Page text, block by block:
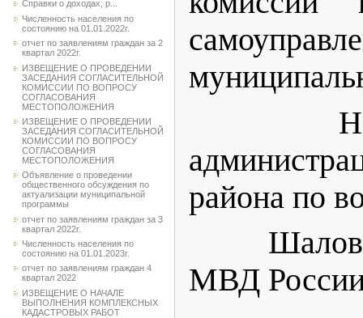
Справки о доходах, р...
Численность населения по
состоянию на 01.01.2022г.
отчет по заявлениям граждан за 2
квартал 2022г.
ИЗВЕЩЕНИЕ О ПРОВЕДЕНИИ
ЗАСЕДАНИЯ СОГЛАСИТЕЛЬНОЙ
КОМИССИИ ПО ВОПРОСУ
СОГЛАСОВАНИЯ
МЕСТОПОЛОЖЕНИЯ
ИЗВЕЩЕНИЕ О ПРОВЕДЕНИИ
ЗАСЕДАНИЯ СОГЛАСИТЕЛЬНОЙ
КОМИССИИ ПО ВОПРОСУ
СОГЛАСОВАНИЯ
МЕСТОПОЛОЖЕНИЯ
Объявление о проведении
общественного обсуждения по
актуализации муниципальной
программы
отчет по заявлениям граждан за 3
квартал 2022г.
Численность населения по
состоянию на 01.01.2023г.
отчет по заявлениям граждан 4
квартал 2022
ИЗВЕЩЕНИЕ О НАЧАЛЕ
ВЫПОЛНЕНИЯ КОМПЛЕКСНЫХ
КАДАСТРОВЫХ РАБОТ
района по
Шалов.
МВД